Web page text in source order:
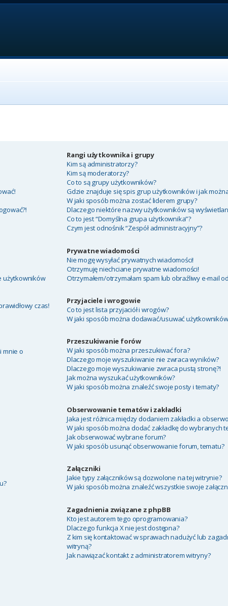
użytkowników
czas!
mnie o
Rangi użytkownika i grupy
Kim są administratorzy?
Kim są moderatorzy?
Co to są grupy użytkowników?
Gdzie znajduje się spis grup użytkowników i jak
W jaki sposób można zostać liderem grupy?
Dlaczego niektóre nazwy użytkowników są
Co to jest “Domyślna grupa użytkownika”?
Czym jest odnośnik “Zespół administracyjny”?
Prywatne wiadomości
Nie mogę wysyłać prywatnych wiadomości!
Otrzymuję niechciane prywatne wiadomości!
Otrzymałem/otrzymałam spam lub obraźliwy e-mail
Przyjaciele i wrogowie
Co to jest lista przyjaciół i wrogów?
W jaki sposób można dodawać/usuwać
Przeszukiwanie forów
W jaki sposób można przeszukiwać fora?
Dlaczego moje wyszukiwanie nie zwraca wyników?
Dlaczego moje wyszukiwanie zwraca pustą stronę?!
Jak można wyszukać użytkowników?
W jaki sposób można znaleźć swoje posty i tematy?
Obserwowanie tematów i zakładki
Jaka jest różnica między dodaniem zakładki a
W jaki sposób można dodać zakładkę do wybranych
Jak obserwować wybrane forum?
W jaki sposób usunąć obserwowanie forum, tematu?
Załączniki
Jakie typy załączników są dozwolone na tej witrynie?
W jaki sposób można znaleźć wszystkie swoje
Zagadnienia związane z phpBB
Kto jest autorem tego oprogramowania?
Dlaczego funkcja X nie jest dostępna?
Z kim się kontaktować w sprawach nadużyć lub
witryną?
Jak nawiązać kontakt z administratorem witryny?